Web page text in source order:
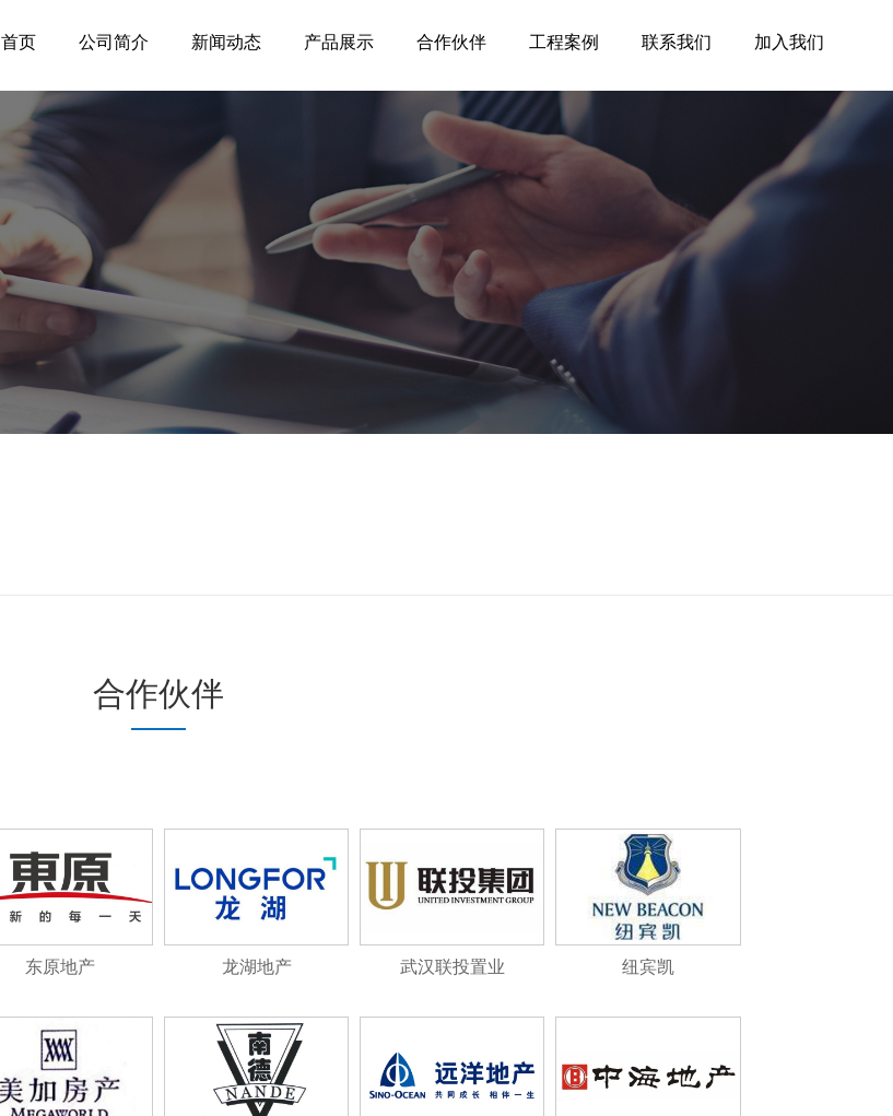
首页 公司简介 新闻动态 产品展示 合作伙伴 工程案例 联系我们 加入我们
合作伙伴
东原地产 龙湖地产 武汉联投置业 纽宾凯